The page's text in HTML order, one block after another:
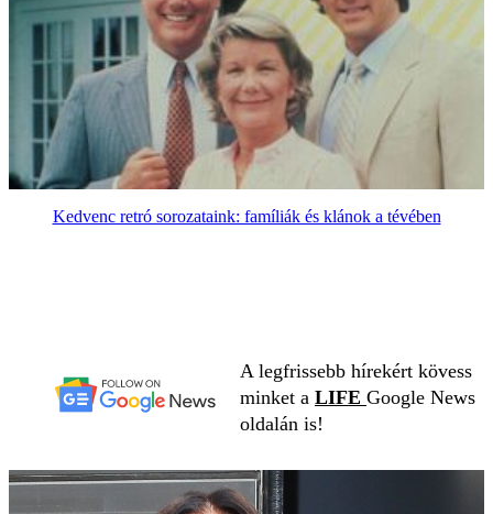
Kedvenc retró sorozataink: famíliák és klánok a tévében
A legfrissebb hírekért kövess
minket a LIFE Google News
oldalán is!